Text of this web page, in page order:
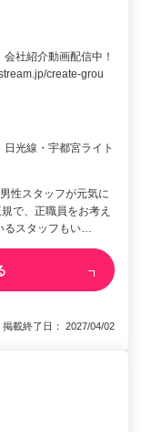
社紹介動画配信中！
create-grou
光線・宇都宮ライト
性スタッフが元気に
で、正職員をお考え
るスタッフもい…
載終了日： 2027/04/02